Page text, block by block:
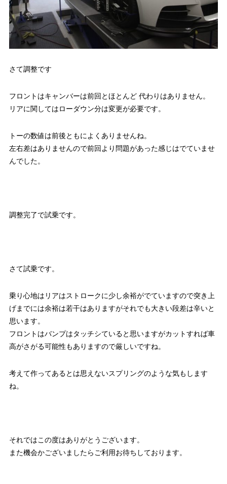
さて調整です
フロントはキャンバーは前回とほとんど 代わりはありません。
リアに関してはローダウン分は変更が必要です。
トーの数値は前後ともによくありませんね。
左右差はありませんので前回より問題があった感じはでていませ
んでした。
調整完了で試乗です。
さて試乗です。
乗り心地はリアはストロークに少し余裕がでていますので突き上
げまでには余裕は若干はありますがそれでも大きい段差は辛いと
思います。
フロントはバンプはタッチシていると思いますがカットすれば車
高がさがる可能性もありますので厳しいですね。
考えて作ってあるとは思えないスプリングのような気もします
ね。
それではこの度はありがとうございます。
また機会かございましたらご利用お待ちしております。